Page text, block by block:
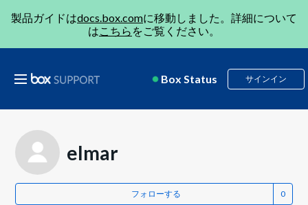
製品ガイドはdocs.box.comに移動しました。詳細について
はこちら をご覧ください。
Box Status サインイン
elmar
フォローする